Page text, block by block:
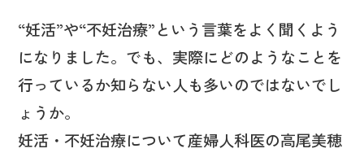
“妊活”や“不妊治療”という言葉をよく聞くよう
になりました。でも、実際にどのようなことを
行っているか知らない人も多いのではないでし
ょうか。
妊活・不妊治療について産婦人科医の高尾美穂